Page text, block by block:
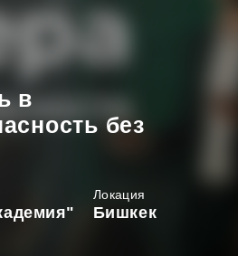
в
без
Локация
Бишкек